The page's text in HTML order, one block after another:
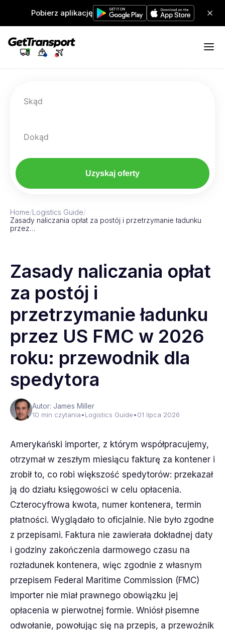
Pobierz aplikację
Skąd
Dokąd
Uzyskaj oferty
Home/Logistics Guide/
Zasady naliczania opłat za postój i przetrzymanie ładunku
przez…
Zasady naliczania opłat
za postój i
przetrzymanie ładunku
przez US FMC w 2026
roku: przewodnik dla
spedytora
Autor: James Miller
10 min czytania•Logistics Guide•01 lipca 2026
Amerykański importer, z którym współpracujemy,
otrzymał w zeszłym miesiącu fakturę za kontener i
zrobił to, co robi większość spedytorów: przekazał
ją do działu księgowości w celu opłacenia.
Czterocyfrowa kwota, numer kontenera, termin
płatności. Wyglądało to oficjalnie. Nie było zgodne
z przepisami. Faktura nie zawierała dokładnej daty
i godziny zakończenia darmowego czasu na
rozładunek kontenera, więc zgodnie z własnym
przepisem Federal Maritime Commission (FMC)
importer nie miał prawnego obowiązku jej
opłacenia w pierwotnej formie. Wniósł pisemne
odwołanie, powołując się na przepis, a przewoźnik